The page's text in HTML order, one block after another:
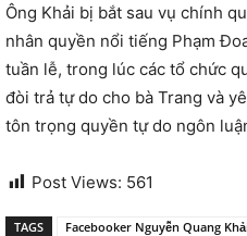
Ông Khải bị bắt sau vụ chính
nhân quyền nổi tiếng Phạm
tuần lễ, trong lúc các tổ chức
đòi trả tự do cho bà Trang và
tôn trọng quyền tự do ngôn
Post Views: 561
TAGS Facebooker Nguyễn Quang